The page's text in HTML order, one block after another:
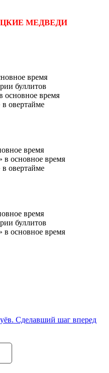
МЕДВЕДИ
время
буллитов
основное время
овертайме
время
в основное время
овертайме
время
буллитов
в основное время
Сделавший шаг вперед